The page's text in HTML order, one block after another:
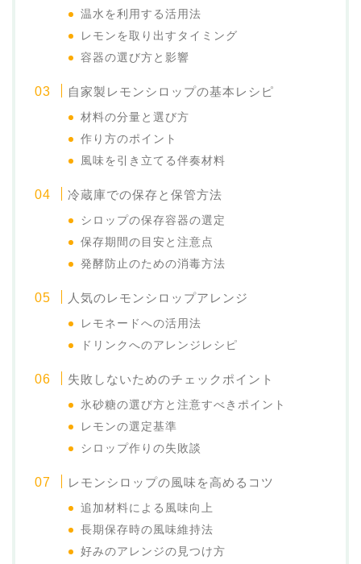
温水を利用する活用法
レモンを取り出すタイミング
容器の選び方と影響
自家製レモンシロップの基本レシピ
材料の分量と選び方
作り方のポイント
風味を引き立てる伴奏材料
冷蔵庫での保存と保管方法
シロップの保存容器の選定
保存期間の目安と注意点
発酵防止のための消毒方法
人気のレモンシロップアレンジ
レモネードへの活用法
ドリンクへのアレンジレシピ
失敗しないためのチェックポイント
氷砂糖の選び方と注意すべきポイント
レモンの選定基準
シロップ作りの失敗談
レモンシロップの風味を高めるコツ
追加材料による風味向上
長期保存時の風味維持法
好みのアレンジの見つけ方